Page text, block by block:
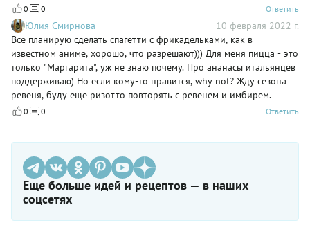
0 0 Ответить
Юлия Смирнова
10 февраля 2022 г.
Все планирую сделать спагетти с фрикадельками, как в
известном аниме, хорошо, что разрешают))) Для меня пицца - это
только "Маргарита", уж не знаю почему. Про ананасы итальянцев
поддерживаю) Но если кому-то нравится, why not? Жду сезона
ревеня, буду еще ризотто повторять с ревенем и имбирем.
0 0 Ответить
Еще больше идей и рецептов — в наших
соцсетях